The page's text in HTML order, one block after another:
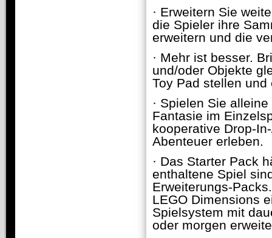
· Erweitern Sie
die Spieler ihre
erweitern und die
· Mehr ist besser.
und/oder Objekte
Toy Pad stellen
· Spielen Sie
Fantasie im
kooperative Drop-
Abenteuer erleben.
· Das Starter Pack
enthaltene Spiel
Erweiterungs-
LEGO Dimensions
Spielsystem mit
oder morgen